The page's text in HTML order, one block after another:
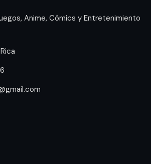
Anime, Cómics y Entretenimiento